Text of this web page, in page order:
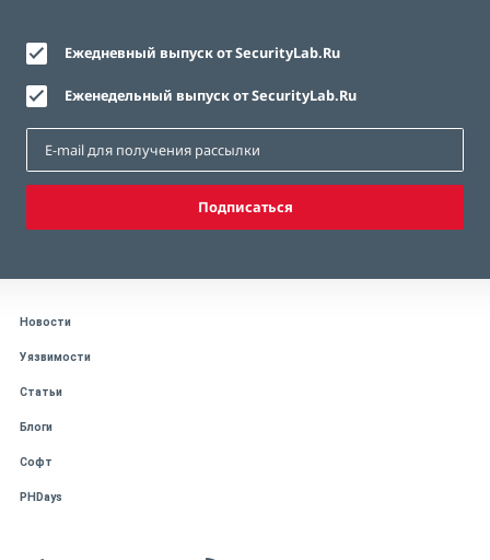
Ежедневный выпуск от SecurityLab.Ru
Еженедельный выпуск от SecurityLab.Ru
Подписаться
Новости
Уязвимости
Статьи
Блоги
Софт
PHDays